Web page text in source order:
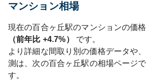
マンション相場
現在の百合ヶ丘駅のマンションの価
（前年比 +4.7%）
です。
より詳細な間取り別の価格データや
測は、次の百合ヶ丘駅の相場ページ
す。